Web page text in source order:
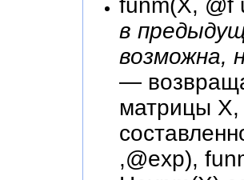
в
возможна,
—
матрицы X,
,@exp),